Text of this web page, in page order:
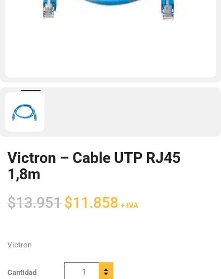
Victron – Cable UTP RJ45
1,8m
$13.951 El
precio
$11.858 + IVA
Victron
Cantidad
Victron -